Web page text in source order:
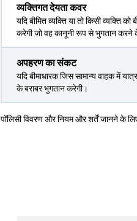
व्यक्तिगत देयता कवर
यदि बीमित व्यक्ति या तो किसी व्यक्ति
करेगी जो वह कानूनी रूप से भुगतान करने के
अपहरण का संकट
यदि बीमाधारक जिस सामान्य वाहक में
के बराबर भुगतान करेगी।
पॉलिसी विवरण और नियम और शर्तें जानने के